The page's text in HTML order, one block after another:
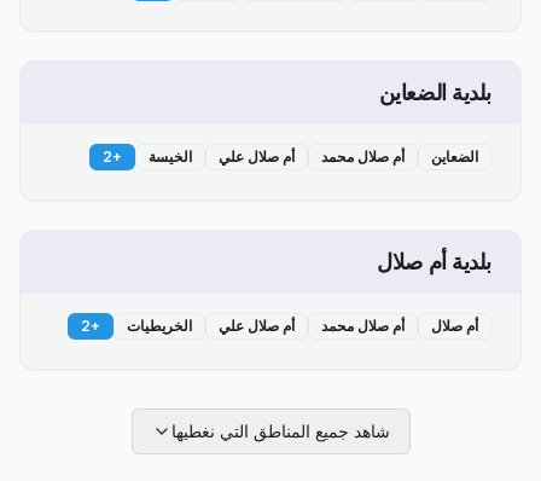
بلدية الضعاين
الضعاين أم صلال محمد أم صلال علي الخيسة +
2
بلدية أم صلال
أم صلال أم صلال محمد أم صلال علي الخريطيات +
2
شاهد جميع المناطق التي نغطيها